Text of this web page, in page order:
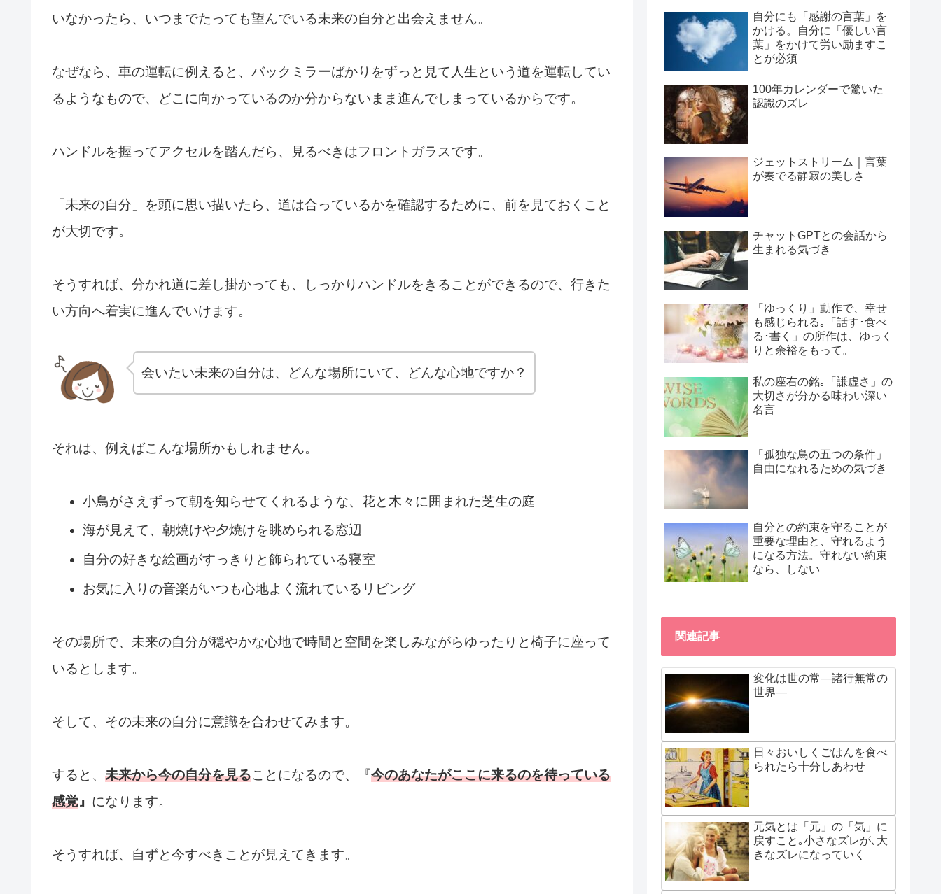
いなかったら、いつまでたっても望んでいる未来の自分と出会えません。
なぜなら、車の運転に例えると、バックミラーばかりをずっと見て人生という道を運転してい
るようなもので、どこに向かっているのか分からないまま進んでしまっているからです。
ハンドルを握ってアクセルを踏んだら、見るべきはフロントガラスです。
「未来の自分」を頭に思い描いたら、道は合っているかを確認するために、前を見ておくこと
が大切です。
そうすれば、分かれ道に差し掛かっても、しっかりハンドルをきることができるので、行きた
い方向へ着実に進んでいけます。
会いたい未来の自分は、どんな場所にいて、どんな心地ですか？
それは、例えばこんな場所かもしれません。
小鳥がさえずって朝を知らせてくれるような、花と木々に囲まれた芝生の庭
海が見えて、朝焼けや夕焼けを眺められる窓辺
自分の好きな絵画がすっきりと飾られている寝室
お気に入りの音楽がいつも心地よく流れているリビング
その場所で、未来の自分が穏やかな心地で時間と空間を楽しみながらゆったりと椅子に座って
いるとします。
そして、その未来の自分に意識を合わせてみます。
すると、 未来から今の自分を見ることになるので、『今のあなたがここに来るのを待っている
感覚』 になります。
そうすれば、自ずと今すべきことが見えてきます。
自分にも「感謝の言葉」を
かける。自分に「優しい言
葉」をかけて労い励ますこ
とが必須
100年カレンダーで驚いた
認識のズレ
ジェットストリーム｜言葉
が奏でる静寂の美しさ
チャットGPTとの会話から
生まれる気づき
「ゆっくり」動作で、幸せ
も感じられる｡「話す･食べ
る･書く」の所作は、ゆっく
りと余裕をもって。
私の座右の銘｡「謙虚さ」の
大切さが分かる味わい深い
名言
「孤独な鳥の五つの条件」
自由になれるための気づき
自分との約束を守ることが
重要な理由と、守れるよう
になる方法。守れない約束
なら、しない
関連記事
変化は世の常―諸行無常の
世界―
日々おいしくごはんを食べ
られたら十分しあわせ
元気とは「元」の「気」に
戻すこと｡小さなズレが､大
きなズレになっていく